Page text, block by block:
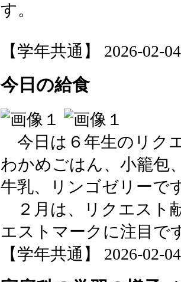
す。
【学年共通】 2026-02-
今日の給食
今日は６年生のリク
わかめごはん、小籠包
牛乳、リンゴゼリーで
２月は、リクエスト
エストマークに注目で
【学年共通】 2026-02-